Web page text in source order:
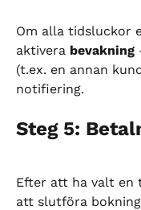
Om alla tidsluckor
aktivera bevakning
(t.ex. en annan
notifiering.
Steg 5:
Efter att ha valt en
att slutföra